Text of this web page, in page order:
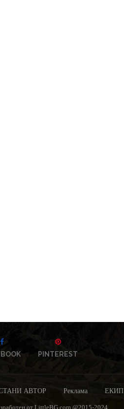
PINTEREST
АВТОР Реклама ЕКИП
от LittleBG.com @2015-2024